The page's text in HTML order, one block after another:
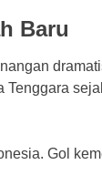
Baru
Tenggara
Gol